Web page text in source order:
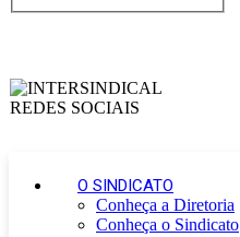
O SINDICATO
Conheça a Diretoria
Conheça o Sindicato